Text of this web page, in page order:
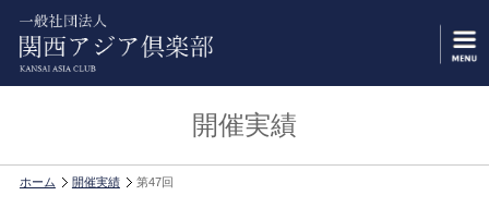
開催実績
ホーム 開催実績 第47回